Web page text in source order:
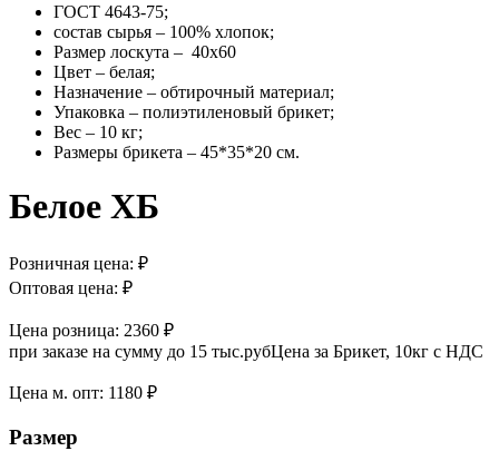
ГОСТ 4643-75;
состав сырья – 100% хлопок;
Размер лоскута – 40х60
Цвет – белая;
Назначение – обтирочный материал;
Упаковка – полиэтиленовый брикет;
Вес – 10 кг;
Размеры брикета – 45*35*20 см.
Белое ХБ
Розничная цена: ₽
Оптовая цена: ₽
Цена розница: 2360 ₽
при заказе на сумму до 15 тыс.рубЦена за Брикет, 10кг с НДС
Цена м. опт: 1180 ₽
Размер